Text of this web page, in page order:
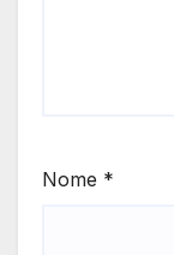
Nome *